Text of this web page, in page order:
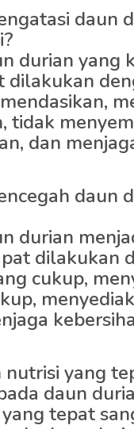
daun
durian yang
dilakukan
tidak
dan
daun
durian
dilakukan
cukup,
nutrisi yang
daun
tepat